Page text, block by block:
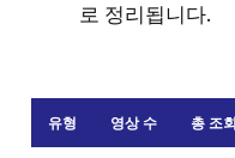
로 정리됩니다.
유형 영상 수 총 조